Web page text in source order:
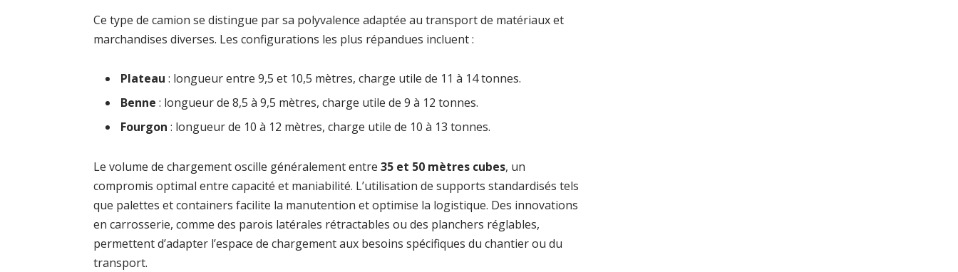
Ce type de camion se distingue par sa polyvalence adaptée au transport de matériaux et
marchandises diverses. Les configurations les plus répandues incluent :
Plateau : longueur entre 9,5 et 10,5 mètres, charge utile de 11 à 14 tonnes.
Benne : longueur de 8,5 à 9,5 mètres, charge utile de 9 à 12 tonnes.
Fourgon : longueur de 10 à 12 mètres, charge utile de 10 à 13 tonnes.
Le volume de chargement oscille généralement entre35 et 50 mètres cubes, un
compromis optimal entre capacité et maniabilité. L’utilisation de supports standardisés tels
que palettes et containers facilite la manutention et optimise la logistique. Des innovations
en carrosserie, comme des parois latérales rétractables ou des planchers réglables,
permettent d’adapter l’espace de chargement aux besoins spécifiques du chantier ou du
transport.